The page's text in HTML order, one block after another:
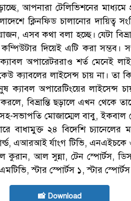
আপনারা টেলিভিশনের
ক্লিনফিড চালানোর দায়িত্ব
এসব কথা বলা হচ্ছে। যেটা
দিয়েই এটি করা সম্ভব।
ক্যাবল অপারেটররাও শর্ত মেনেই
ক্যাবলের লাইসেন্স চায় না। তা
অপারেটিংয়ের লাইসেন্স
বিভ্রান্তি ছড়ালে এখন থেকে
সভাপতি মোজাম্মেল বাবু, ইকবাল
বাধামুক্ত ২৪ বিদেশি
এআরআই র্যাংগ টিভি, এনএইচকে
আল সুন্না, টেন স্পোর্টস,
স্টার স্পোর্টস ১, স্টার
📸 Download